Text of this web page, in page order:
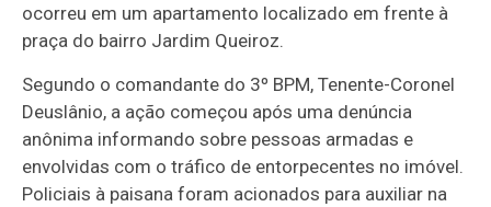
ocorreu em um apartamento localizado em frente à
praça do bairro Jardim Queiroz.
Segundo o comandante do 3º BPM, Tenente-Coronel
Deuslânio, a ação começou após uma denúncia
anônima informando sobre pessoas armadas e
envolvidas com o tráfico de entorpecentes no imóvel.
Policiais à paisana foram acionados para auxiliar na